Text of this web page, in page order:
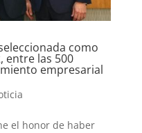
como
entre las 500
empresarial
el honor de haber